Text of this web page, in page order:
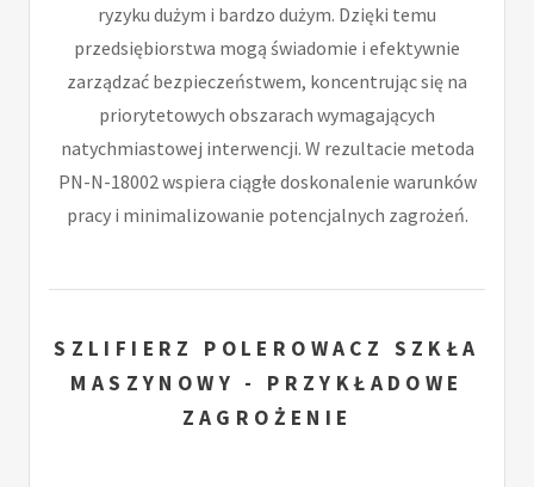
ryzyku dużym i bardzo dużym. Dzięki temu
przedsiębiorstwa mogą świadomie i efektywnie
zarządzać bezpieczeństwem, koncentrując się na
priorytetowych obszarach wymagających
natychmiastowej interwencji. W rezultacie metoda
PN-N-18002 wspiera ciągłe doskonalenie warunków
pracy i minimalizowanie potencjalnych zagrożeń.
SZLIFIERZ POLEROWACZ SZKŁA
MASZYNOWY - PRZYKŁADOWE
ZAGROŻENIE